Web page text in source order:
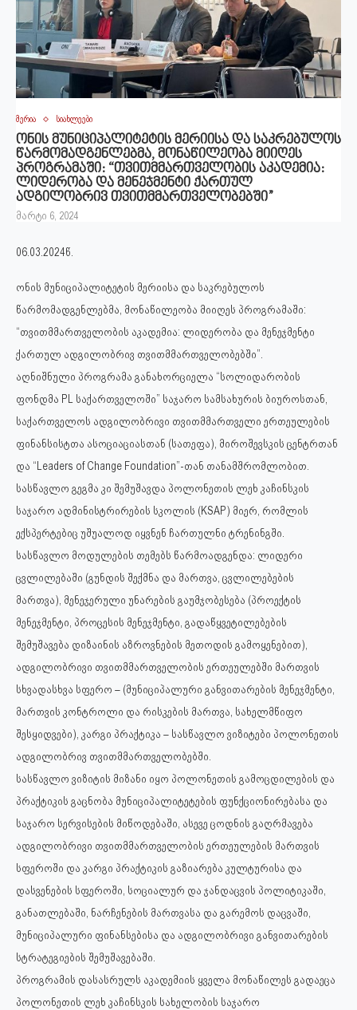
მერია სიახლეები
ონის მუნიციპალიტეტის მერიისა და საკრებულოს
წარმომადგენლებმა, მონაწილეობა მიიღეს
პროგრამაში: “თვითმმართველობის აკადემია:
ლიდერობა და მენეჯმენტი ქართულ
ადგილობრივ თვითმმართველობებში”
მარტი 6, 2024
06.03.2024წ.
ონის მუნიციპალიტეტის მერიისა და საკრებულოს
წარმომადგენლებმა, მონაწილეობა მიიღეს პროგრამაში:
“თვითმმართველობის აკადემია: ლიდერობა და მენეჯმენტი
ქართულ ადგილობრივ თვითმმართველობებში”.
აღნიშნული პროგრამა განახორციელა “სოლიდარობის
ფონდმა PL საქართველოში” საჯარო სამსახურის ბიუროსთან,
საქართველოს ადგილობრივი თვითმმართველი ერთეულების
ფინანსისტთა ასოციაციასთან (სათეფა), მიროშევსკის ცენტრთან
და “Leaders of Change Foundation”-თან თანამშრომლობით.
სასწავლო გეგმა კი შემუშავდა პოლონეთის ლეხ კაჩინსკის
საჯარო ადმინისტრირების სკოლის (KSAP) მიერ, რომლის
ექსპერტებიც უშუალოდ იყვნენ ჩართულნი ტრენინგში.
სასწავლო მოდულების თემებს წარმოადგენდა: ლიდერი
ცვლილებაში (გუნდის შექმნა და მართვა, ცვლილებების
მართვა), მენეჯერული უნარების გაუმჯობესება (პროექტის
მენეჯმენტი, პროცესის მენეჯმენტი, გადაწყვეტილებების
შემუშავება დიზაინის აზროვნების მეთოდის გამოყენებით),
ადგილობრივი თვითმმართველობის ერთეულებში მართვის
სხვადასხვა სფერო – (მუნიციპალური განვითარების მენეჯმენტი,
მართვის კონტროლი და რისკების მართვა, სახელმწიფო
შესყიდვები), კარგი პრაქტიკა – სასწავლო ვიზიტები პოლონეთის
ადგილობრივ თვითმმართველობებში.
სასწავლო ვიზიტის მიზანი იყო პოლონეთის გამოცდილების და
პრაქტიკის გაცნობა მუნიციპალიტეტების ფუნქციონირებასა და
საჯარო სერვისების მიწოდებაში, ასევე ცოდნის გაღრმავება
ადგილობრივი თვითმმართველობის ერთეულების მართვის
სფეროში და კარგი პრაქტიკის გაზიარება კულტურისა და
დასვენების სფეროში, სოციალურ და ჯანდაცვის პოლიტიკაში,
განათლებაში, ნარჩენების მართვასა და გარემოს დაცვაში,
მუნიციპალური ფინანსებისა და ადგილობრივი განვითარების
სტრატეგიების შემუშავებაში.
პროგრამის დასასრულს აკადემიის ყველა მონაწილეს გადაეცა
პოლონეთის ლეხ კაჩინსკის სახელობის საჯარო